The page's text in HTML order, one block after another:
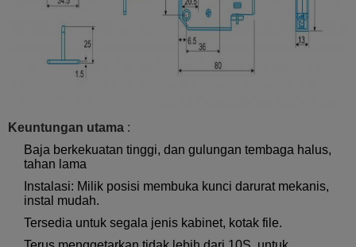
Keuntungan utama :
Baja berkekuatan tinggi, dan gulungan tembaga halus,
tahan lama
Instalasi: Milik posisi membuka kunci darurat mekanis,
instal mudah.
Tersedia untuk segala jenis kabinet, kotak file.